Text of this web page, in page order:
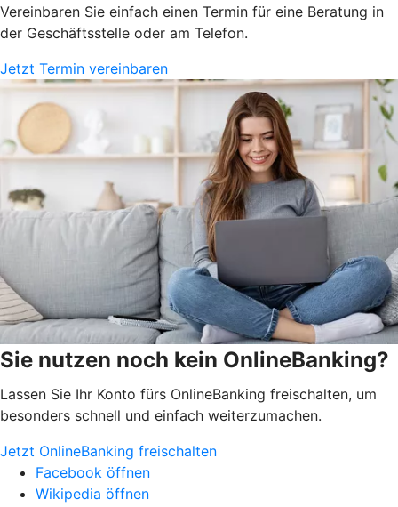
Vereinbaren Sie einfach einen Termin für eine Beratung in
der Geschäftsstelle oder am Telefon.
Jetzt Termin vereinbaren
Sie nutzen noch kein OnlineBanking?
Lassen Sie Ihr Konto fürs OnlineBanking freischalten, um
besonders schnell und einfach weiterzumachen.
Jetzt OnlineBanking freischalten
Facebook öffnen
Wikipedia öffnen